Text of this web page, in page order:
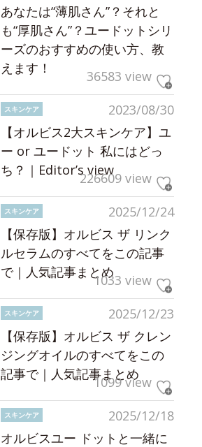
あなたは“薄肌さん”？それと
も“厚肌さん”？ユードットシリ
ーズのおすすめの使い方、教
えます！
36583 view
2023/08/30
スキンケア
【オルビス2大スキンケア】ユ
ー or ユードット 私にはどっ
ち？｜Editor’s view226609 view
2025/12/24
スキンケア
【保存版】オルビス ザ リンク
ルセラムのすべてをこの記事
で｜人気記事まとめ1033 view
2025/12/23
スキンケア
【保存版】オルビス ザ クレン
ジングオイルのすべてをこの
記事で｜人気記事まとめ
1099 view
2025/12/18
スキンケア
オルビスユー ドットと一緒に